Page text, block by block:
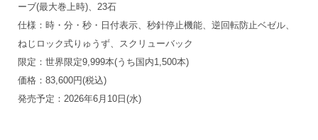
ーブ(最大巻上時)、23石
仕様：時・分・秒・日付表示、秒針停止機能、逆回転防止ベゼル、
ねじロック式りゅうず、スクリューバック
限定：世界限定9,999本(うち国内1,500本)
価格：83,600円(税込)
発売予定：2026年6月10日(水)